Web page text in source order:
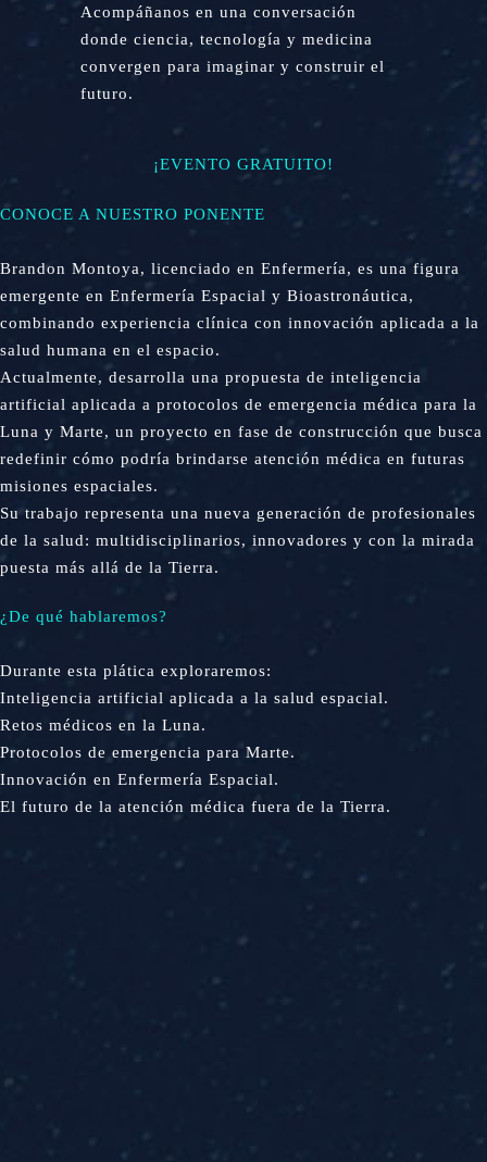
Acompáñanos en una conversación
donde ciencia, tecnología y medicina
convergen para imaginar y construir el
futuro.
¡EVENTO GRATUITO!
CONOCE A NUESTRO PONENTE
Brandon Montoya, licenciado en Enfermería, es una figura
emergente en Enfermería Espacial y Bioastronáutica,
combinando experiencia clínica con innovación aplicada a la
salud humana en el espacio.
Actualmente, desarrolla una propuesta de inteligencia
artificial aplicada a protocolos de emergencia médica para la
Luna y Marte, un proyecto en fase de construcción que busca
redefinir cómo podría brindarse atención médica en futuras
misiones espaciales.
Su trabajo representa una nueva generación de profesionales
de la salud: multidisciplinarios, innovadores y con la mirada
puesta más allá de la Tierra.
¿De qué hablaremos?
Durante esta plática exploraremos:
Inteligencia artificial aplicada a la salud espacial.
Retos médicos en la Luna.
Protocolos de emergencia para Marte.
Innovación en Enfermería Espacial.
El futuro de la atención médica fuera de la Tierra.